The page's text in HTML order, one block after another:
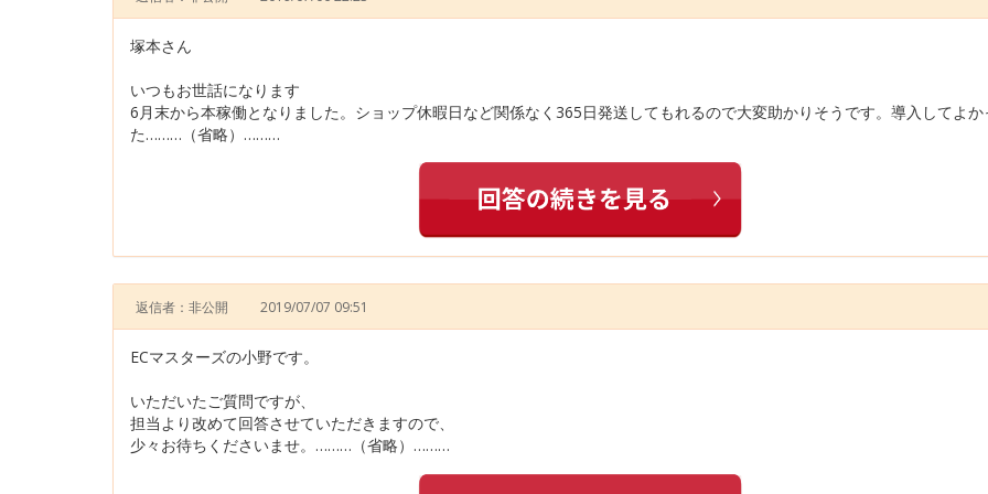
塚本さん
いつもお世話になります
6月末から本稼働となりました。ショップ休暇日など関係なく365日発送してもれるので大変助かりそうです。導入してよか
た………（省略）………
返信者：非公開 2019/07/07 09:51
ECマスターズの小野です。
いただいたご質問ですが、
担当より改めて回答させていただきますので、
少々お待ちくださいませ。………（省略）………